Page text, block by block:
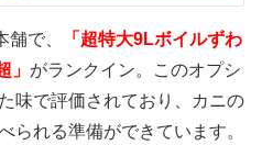
舗で、
「超特大9Lボイルずわ
」 がランクイン。このオプシ
味で評価されており、カニの
られる準備ができています。